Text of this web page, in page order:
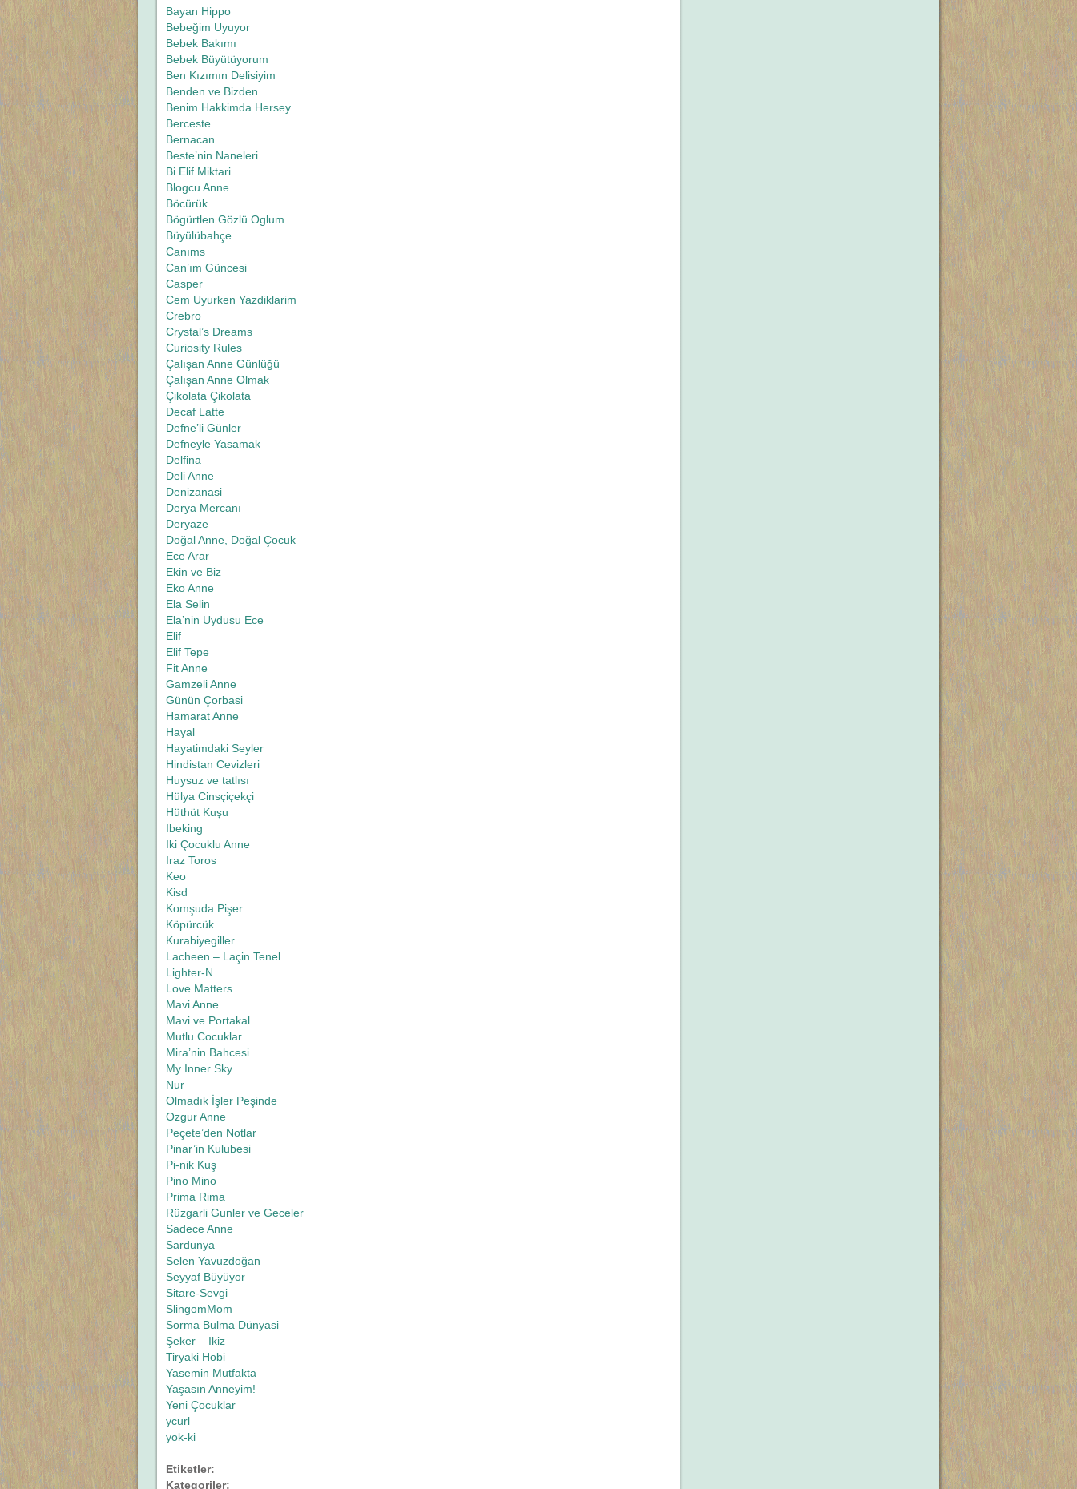
Bayan Hippo
Bebeğim Uyuyor
Bebek Bakımı
Bebek Büyütüyorum
Ben Kızımın Delisiyim
Benden ve Bizden
Benim Hakkimda Hersey
Berceste
Bernacan
Beste’nin Naneleri
Bi Elif Miktari
Blogcu Anne
Böcürük
Bögürtlen Gözlü Oglum
Büyülübahçe
Canıms
Can’ım Güncesi
Casper
Cem Uyurken Yazdiklarim
Crebro
Crystal’s Dreams
Curiosity Rules
Çalışan Anne Günlüğü
Çalışan Anne Olmak
Çikolata Çikolata
Decaf Latte
Defne’li Günler
Defneyle Yasamak
Delfina
Deli Anne
Denizanasi
Derya Mercanı
Deryaze
Doğal Anne, Doğal Çocuk
Ece Arar
Ekin ve Biz
Eko Anne
Ela Selin
Ela’nin Uydusu Ece
Elif
Elif Tepe
Fit Anne
Gamzeli Anne
Günün Çorbasi
Hamarat Anne
Hayal
Hayatimdaki Seyler
Hindistan Cevizleri
Huysuz ve tatlısı
Hülya Cinsçiçekçi
Hüthüt Kuşu
Ibeking
Iki Çocuklu Anne
Iraz Toros
Keo
Kisd
Komşuda Pişer
Köpürcük
Kurabiyegiller
Lacheen – Laçin Tenel
Lighter-N
Love Matters
Mavi Anne
Mavi ve Portakal
Mutlu Cocuklar
Mira’nin Bahcesi
My Inner Sky
Nur
Olmadık İşler Peşinde
Ozgur Anne
Peçete’den Notlar
Pinar’in Kulubesi
Pi-nik Kuş
Pino Mino
Prima Rima
Rüzgarli Gunler ve Geceler
Sadece Anne
Sardunya
Selen Yavuzdoğan
Seyyaf Büyüyor
Sitare-Sevgi
SlingomMom
Sorma Bulma Dünyasi
Şeker – Ikiz
Tiryaki Hobi
Yasemin Mutfakta
Yaşasın Anneyim!
Yeni Çocuklar
ycurl
yok-ki
Etiketler:
Kategoriler: